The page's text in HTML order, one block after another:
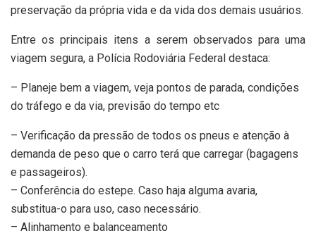
preservação da própria vida e da vida dos demais usuários.
Entre os principais itens a serem observados para uma
viagem segura, a Polícia Rodoviária Federal destaca:
– Planeje bem a viagem, veja pontos de parada, condições
do tráfego e da via, previsão do tempo etc
– Verificação da pressão de todos os pneus e atenção à
demanda de peso que o carro terá que carregar (bagagens
e passageiros).
– Conferência do estepe. Caso haja alguma avaria,
substitua-o para uso, caso necessário.
– Alinhamento e balanceamento